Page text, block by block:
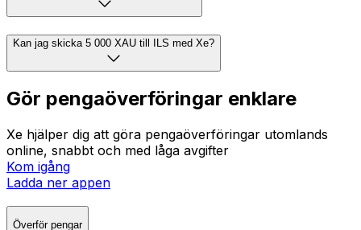
Kan jag skicka 5 000 XAU till ILS med Xe?
Gör pengaöverföringar enklare
Xe hjälper dig att göra pengaöverföringar utomlands
online, snabbt och med låga avgifter
Kom igång
Ladda ner appen
Överför pengar